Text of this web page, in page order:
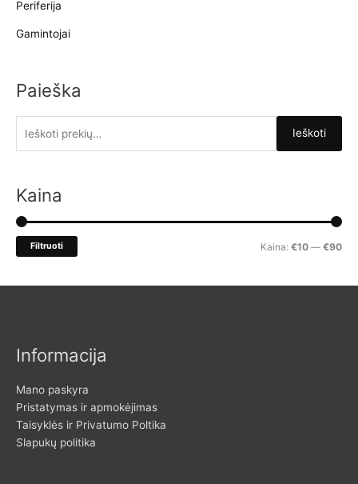
Periferija
Gamintojai
Paieška
k
t
i
Ieškoti
Kaina
MM
Filtruoti Kaina: €10 — €90
Informacija
Mano paskyra
Pristatymas ir apmokėjimas
Taisyklės ir Privatumo Poltika
Slapukų politika